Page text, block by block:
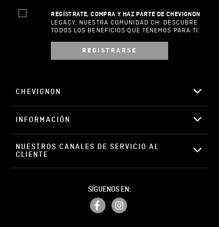
Correo electrónico
ENVIAR COMENTARIO
REGÍSTRATE, COMPRA Y HAZ PARTE DE CHEVIGNON
LEGACY, NUESTRA COMUNIDAD CH. DESCUBRE
TODOS LOS BENEFICIOS QUE TENEMOS PARA TI.
REGISTRARSE
CHEVIGNON
INFORMACIÓN
NUESTROS CANALES DE SERVICIO AL
CLIENTE
SÍGUENOS EN: